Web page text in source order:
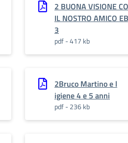
2 BUONA VISIONE
IL NOSTRO AMICO
3
pdf - 417 kb
2Bruco Martino e l
igiene 4 e 5 anni
pdf - 236 kb